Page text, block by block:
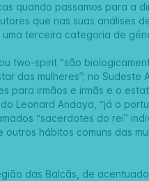
quando passamos para a
que nas suas análises
terceira categoria de
two-spirit “são
das mulheres”; no Sudeste
para irmãos e irmãs e o
Leonard Andaya, “já o
“sacerdotes do rei”
hábitos comuns das
das Balcãs, de acentuado